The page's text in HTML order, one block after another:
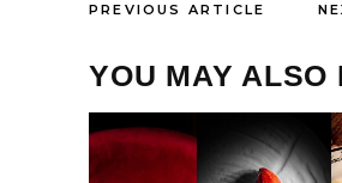
PREVIOUS ARTICLE
YOU MAY ALSO